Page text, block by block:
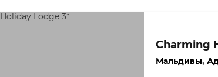
Charming
Мальдивы,